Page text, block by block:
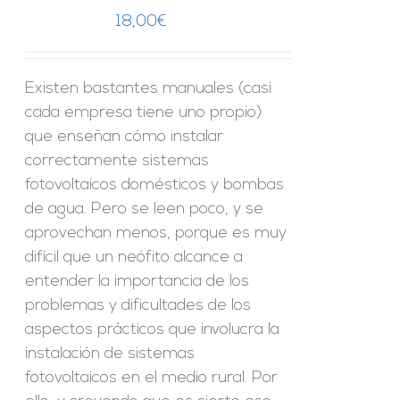
18,00€
Existen bastantes manuales (casi
cada empresa tiene uno propio)
que enseñan cómo instalar
correctamente sistemas
fotovoltaicos domésticos y bombas
de agua. Pero se leen poco, y se
aprovechan menos, porque es muy
difícil que un neófito alcance a
entender la importancia de los
problemas y dificultades de los
aspectos prácticos que involucra la
instalación de sistemas
fotovoltaicos en el medio rural. Por